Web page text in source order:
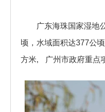
广东海珠国家湿地
顷，水域面积达377公
方米, 广州市政府重点